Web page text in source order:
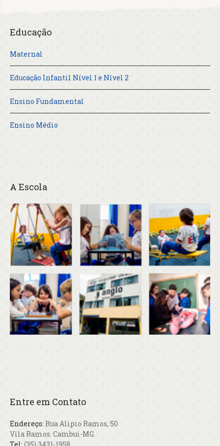
Educação
Maternal
Educação Infantil Nível 1 e Nível 2
Ensino Fundamental
Ensino Médio
A Escola
Entre em Contato
Endereço: Rua Alipio Ramos, 50
Vila Ramos. Cambui-MG.
Tel: (35) 3431-1958